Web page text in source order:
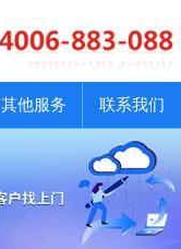
其他服务 联系我们